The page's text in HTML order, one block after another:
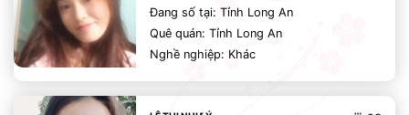
Đang số tại: Tỉnh Long An
Quê quán: Tỉnh Long An
Nghề nghiệp: Khác